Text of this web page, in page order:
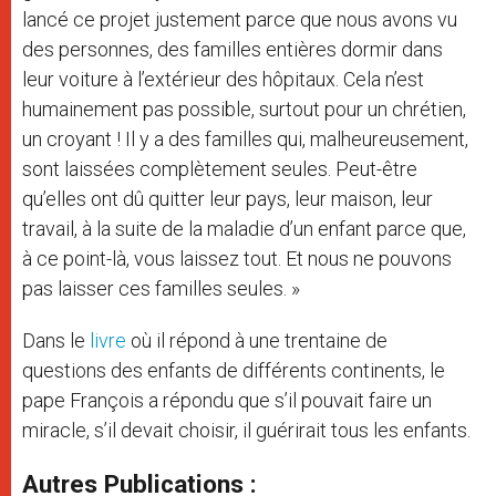
lancé ce projet justement parce que nous avons vu
des personnes, des familles entières dormir dans
leur voiture à l’extérieur des hôpitaux. Cela n’est
humainement pas possible, surtout pour un chrétien,
un croyant ! Il y a des familles qui, malheureusement,
sont laissées complètement seules. Peut-être
qu’elles ont dû quitter leur pays, leur maison, leur
travail, à la suite de la maladie d’un enfant parce que,
à ce point-là, vous laissez tout. Et nous ne pouvons
pas laisser ces familles seules. »
Dans le livre où il répond à une trentaine de
questions des enfants de différents continents, le
pape François a répondu que s’il pouvait faire un
miracle, s’il devait choisir, il guérirait tous les enfants.
Autres Publications :